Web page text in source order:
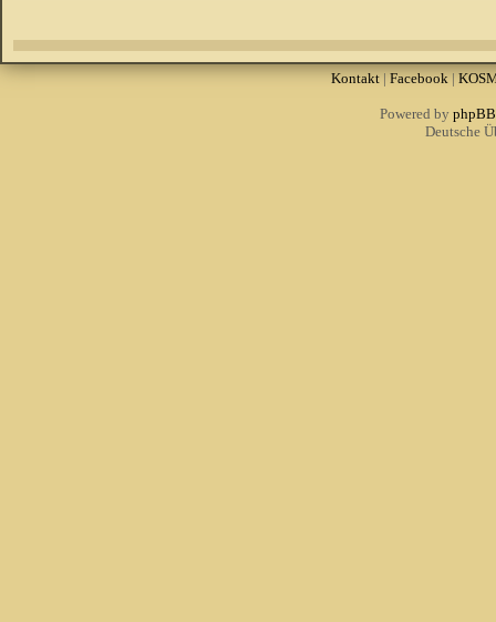
Kontakt| Facebook |
Powered by phpBB
Deutsche